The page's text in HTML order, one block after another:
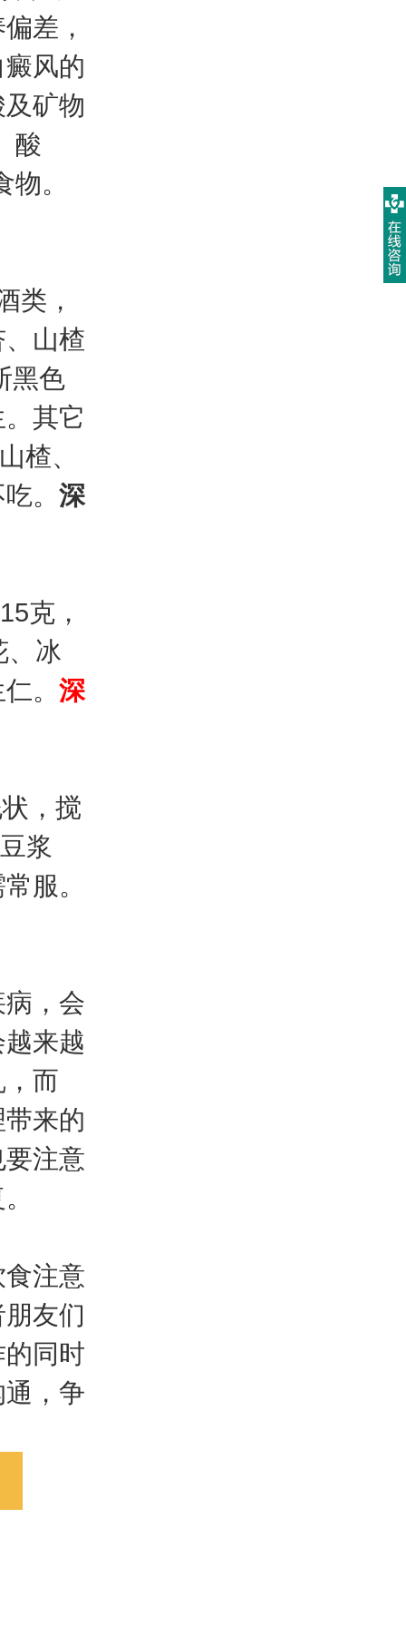
差，
风的
矿物
酸
。
，
山楂
黑色
其它
楂、
。 深
克，
、冰
。 深
，搅
浆
服。
，会
来越
而
来的
注意
注意
友们
同时
，争